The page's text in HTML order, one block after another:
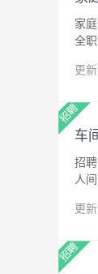
家
全职
更
车
招
人
更